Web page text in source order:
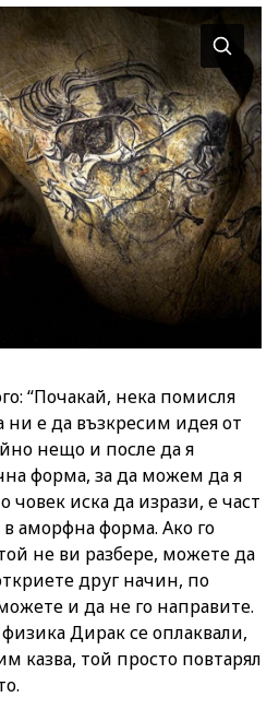
“Почакай, нека помисля
ни е да възкресим идея от
нещо и после да я
форма, за да можем да я
човек иска да изрази, е част
в аморфна форма. Ако го
не ви разбере, можете да
друг начин, по
и да не го направите.
Дирак се оплаквали,
казва, той просто повтарял